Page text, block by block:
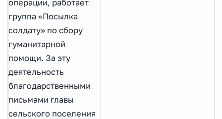
операции, работает
группа «Посылка
солдату» по сбору
гуманитарной
помощи. За эту
деятельность
благодарственными
письмами главы
сельского поселения